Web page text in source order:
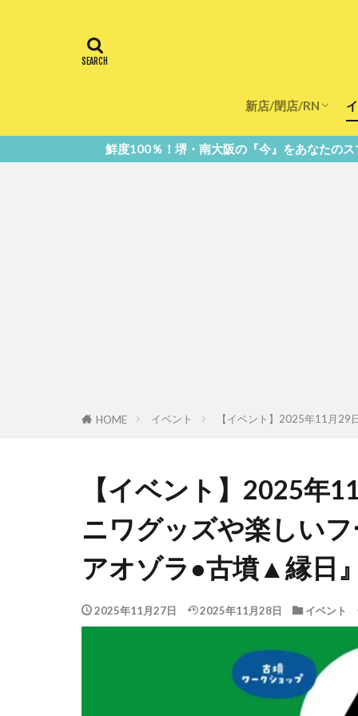
新店/閉店/RN
飲食店
スーパー
美容・健康
医療
鮮度100％！堺・南大阪の『今』をあなたのスマホへ直送！
HOME イベント 【イベント】2025年11月29
【イベント】2025年
ニワグッズや楽しい
アオゾラ●古墳▲縁日
2025年11月27日 2025年11月28日 イベント